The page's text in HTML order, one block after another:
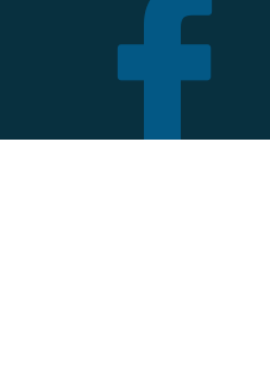
stannas eller parkeras
13 juli till 30